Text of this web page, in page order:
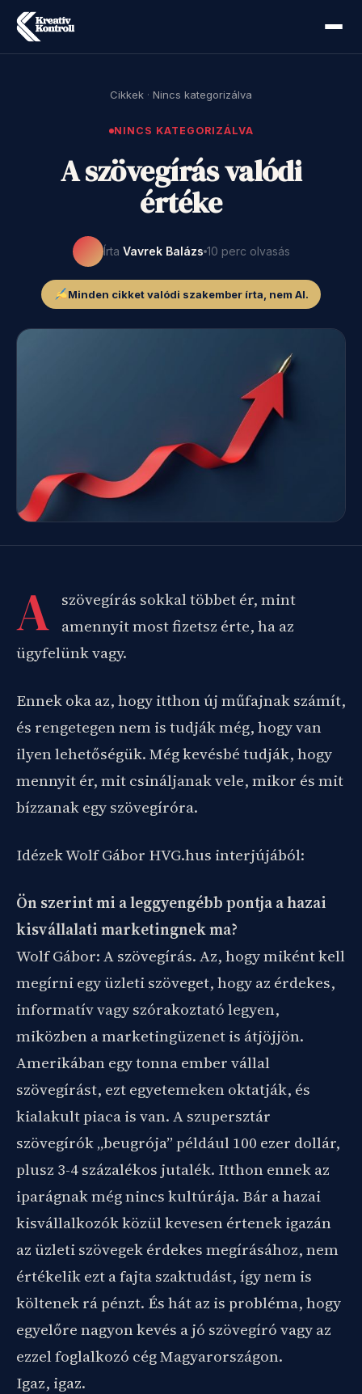
Cikkek · Nincs kategorizálva
NINCS KATEGORIZÁLVA
A szövegírás valódi
értéke
Írta Vavrek Balázs 10 perc olvasás
Minden cikket valódi szakember írta, nem AI.
A
szövegírás sokkal többet ér, mint
amennyit most fizetsz érte, ha az
ügyfelünk vagy.
Ennek oka az, hogy itthon új műfajnak számít,
és rengetegen nem is tudják még, hogy van
ilyen lehetőségük. Még kevésbé tudják, hogy
mennyit ér, mit csináljanak vele, mikor és mit
bízzanak egy szövegíróra.
Idézek Wolf Gábor HVG.hus interjújából:
Ön szerint mi a leggyengébb pontja a hazai
kisvállalati marketingnek ma?
Wolf Gábor: A szövegírás. Az, hogy miként kell
megírni egy üzleti szöveget, hogy az érdekes,
informatív vagy szórakoztató legyen,
miközben a marketingüzenet is átjöjjön.
Amerikában egy tonna ember vállal
szövegírást, ezt egyetemeken oktatják, és
kialakult piaca is van. A szupersztár
szövegírók „beugrója” például 100 ezer dollár,
plusz 3-4 százalékos jutalék. Itthon ennek az
iparágnak még nincs kultúrája. Bár a hazai
kisvállalkozók közül kevesen értenek igazán
az üzleti szövegek érdekes megírásához, nem
értékelik ezt a fajta szaktudást, így nem is
költenek rá pénzt. És hát az is probléma, hogy
egyelőre nagyon kevés a jó szövegíró vagy az
ezzel foglalkozó cég Magyarországon.
Igaz, igaz.